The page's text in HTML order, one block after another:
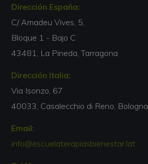
Dirección España:
C/ Amadeu Vives, 5,
Bloque 1 - Bajo C
43481, La Pineda, Tarragona
Dirección Italia:
Via Isonzo, 67
40033, Casalecchio di Reno, Bologna
Email:
info@escuelaterapiasbienestar.lat